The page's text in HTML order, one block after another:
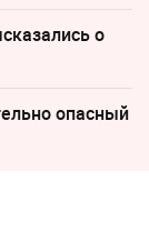
о
опасный